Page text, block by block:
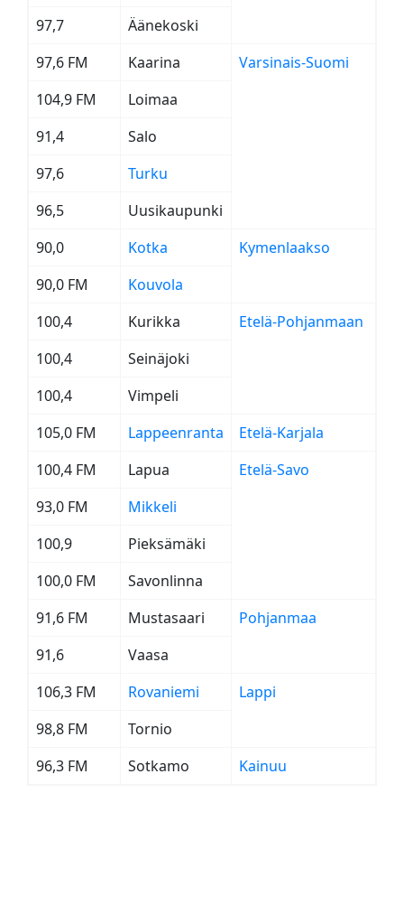
97,7
Äänekoski
97,6 FM
Kaarina
Varsinais-Suomi
104,9 FM
Loimaa
91,4
Salo
97,6
Turku
96,5
Uusikaupunki
90,0
Kotka
Kymenlaakso
90,0 FM
Kouvola
100,4
Kurikka
Etelä-Pohjanmaan
100,4
Seinäjoki
100,4
Vimpeli
105,0 FM
Lappeenranta
Etelä-Karjala
100,4 FM
Lapua
Etelä-Savo
93,0 FM
Mikkeli
100,9
Pieksämäki
100,0 FM
Savonlinna
91,6 FM
Mustasaari
Pohjanmaa
91,6
Vaasa
106,3 FM
Rovaniemi
Lappi
98,8 FM
Tornio
96,3 FM
Sotkamo Kainuu